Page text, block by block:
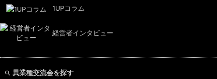
1UPコラム
経営者インタビュー
異業種交流会を探す